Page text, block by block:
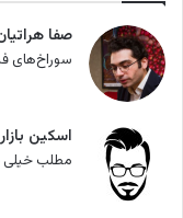
صفا
سوراخ‌های
اسکین بازار
مطلب خیلی